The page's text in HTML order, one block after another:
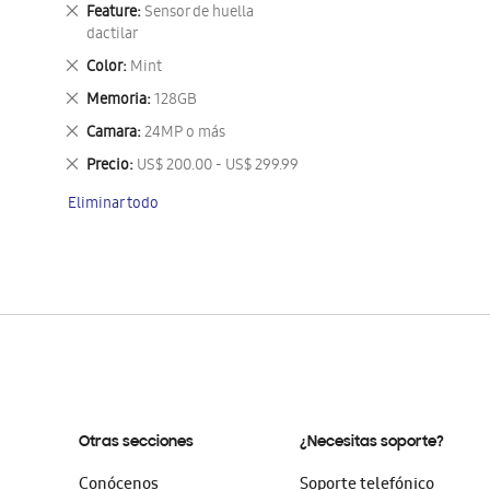
artículo
Feature Sensor de huella
dactilar
Eliminar
este
artículo
Color Mint
Eliminar
este
artículo
Memoria 128GB
Eliminar
este
artículo
Camara 24MP o más
Eliminar
este
artículo
Precio US$ 200.00 - US$ 299.99
Eliminar
artículo
Eliminar todo
Otras secciones ¿Necesitas soporte?